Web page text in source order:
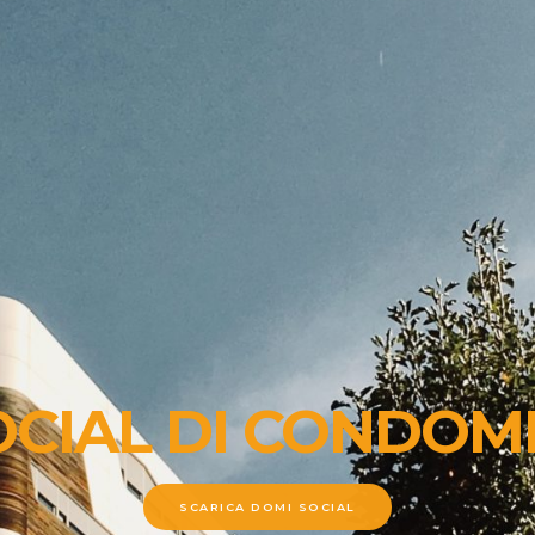
DI
SCARICA DOMI SOCIAL